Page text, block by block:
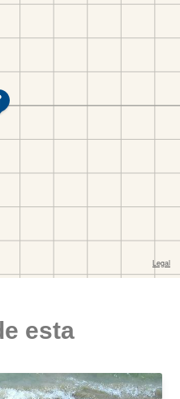
esta